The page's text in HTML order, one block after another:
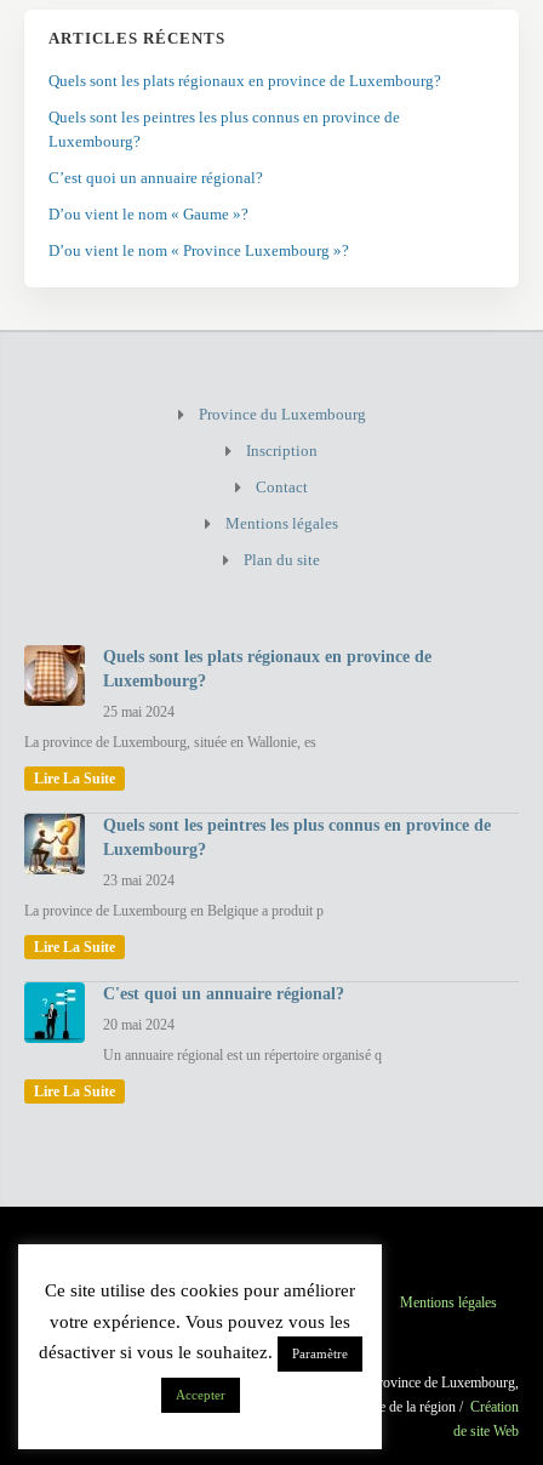
ARTICLES RÉCENTS
Quels sont les plats régionaux en province de Luxembourg?
Quels sont les peintres les plus connus en province de
Luxembourg?
C’est quoi un annuaire régional?
D’ou vient le nom « Gaume »?
D’ou vient le nom « Province Luxembourg »?
Province du Luxembourg
Inscription
Contact
Mentions légales
Plan du site
Quels sont les plats régionaux en province de
Luxembourg?
25 mai 2024
La province de Luxembourg, située en Wallonie, es
Lire La Suite
Quels sont les peintres les plus connus en province de
Luxembourg?
23 mai 2024
La province de Luxembourg en Belgique a produit p
Lire La Suite
C'est quoi un annuaire régional?
20 mai 2024
Un annuaire régional est un répertoire organisé q
Lire La Suite
Inscription
Mentions légales
Plan du site
© 2021 Luxannuaire.be : Annuaire des professionnels de la province de Luxembourg,
Belgique. Guide du commerce et des institutions. Cartographie de la région / Création
de site Web
Ce site utilise des cookies pour améliorer
votre expérience. Vous pouvez vous les
désactiver si vous le souhaitez.
Paramètre
Accepter